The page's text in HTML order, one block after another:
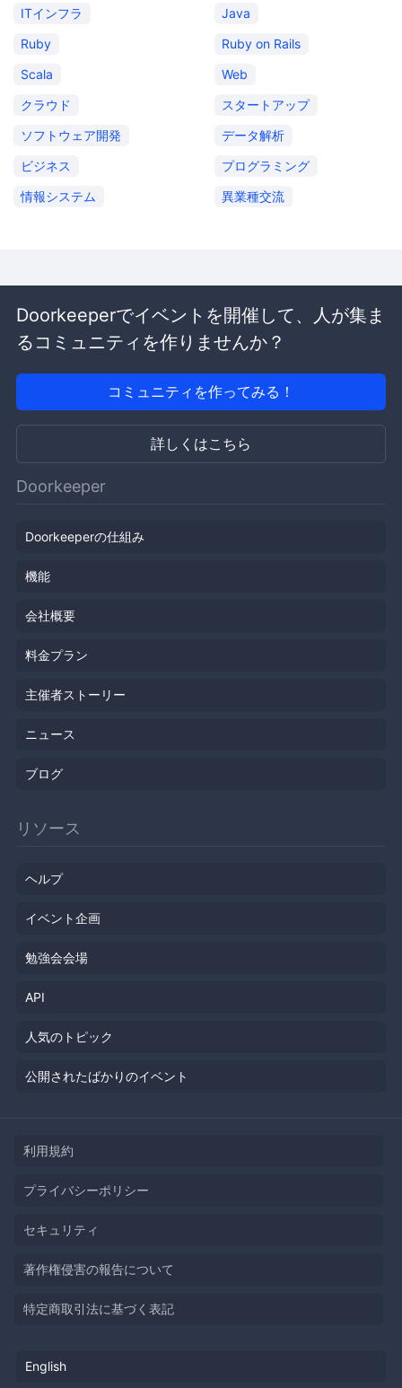
ITインフラ
Java
Ruby
Ruby on Rails
Scala
Web
クラウド
スタートアップ
ソフトウェア開発
データ解析
ビジネス
プログラミング
情報システム
異業種交流
Doorkeeperでイベントを開催して、人が集ま
るコミュニティを作りませんか？
コミュニティを作ってみる！
詳しくはこちら
Doorkeeper
Doorkeeperの仕組み
機能
会社概要
料金プラン
主催者ストーリー
ニュース
ブログ
リソース
ヘルプ
イベント企画
勉強会会場
API
人気のトピック
公開されたばかりのイベント
利用規約
プライバシーポリシー
セキュリティ
著作権侵害の報告について
特定商取引法に基づく表記
English